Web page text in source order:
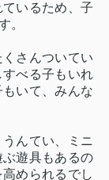
いるため、子
。
さんついてい
べる子もいれ
いて、みんな
んてい、ミニ
遊具もあるの
められるでし